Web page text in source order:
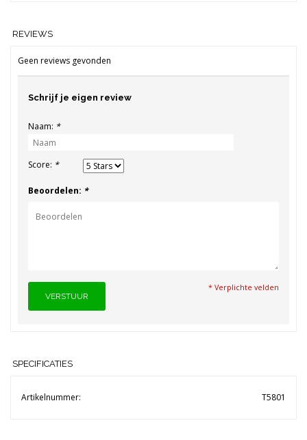
REVIEWS
Geen reviews gevonden
Schrijf je eigen review
Naam: *
Score: *
Beoordelen: *
* Verplichte velden
VERSTUUR
SPECIFICATIES
Artikelnummer: T5801